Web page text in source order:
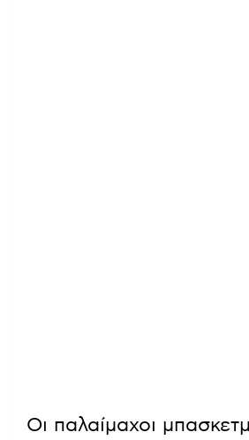
Οι παλαίμαχοι